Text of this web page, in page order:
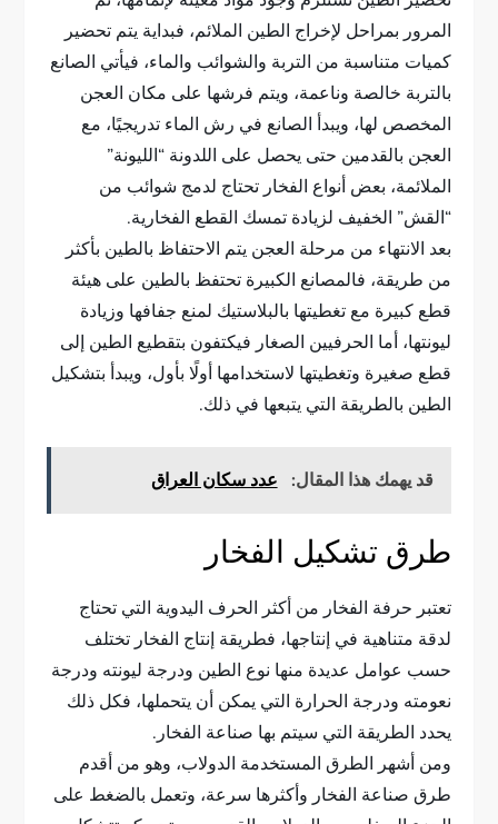
المرور بمراحل لإخراج الطين الملائم، فبداية يتم تحضير
كميات متناسبة من التربة والشوائب والماء، فيأتي الصانع
بالتربة خالصة وناعمة، ويتم فرشها على مكان العجن
المخصص لها، ويبدأ الصانع في رش الماء تدريجيًا، مع
العجن بالقدمين حتى يحصل على اللدونة “الليونة”
الملائمة، بعض أنواع الفخار تحتاج لدمج شوائب من
“القش” الخفيف لزيادة تمسك القطع الفخارية.
بعد الانتهاء من مرحلة العجن يتم الاحتفاظ بالطين بأكثر
من طريقة، فالمصانع الكبيرة تحتفظ بالطين على هيئة
قطع كبيرة مع تغطيتها بالبلاستيك لمنع جفافها وزيادة
ليونتها، أما الحرفيين الصغار فيكتفون بتقطيع الطين إلى
قطع صغيرة وتغطيتها لاستخدامها أولًا بأول، ويبدأ بتشكيل
الطين بالطريقة التي يتبعها في ذلك.
قد يهمك هذا المقال: عدد سكان العراق
طرق تشكيل الفخار
تعتبر حرفة الفخار من أكثر الحرف اليدوية التي تحتاج
لدقة متناهية في إنتاجها، فطريقة إنتاج الفخار تختلف
حسب عوامل عديدة منها نوع الطين ودرجة ليونته ودرجة
نعومته ودرجة الحرارة التي يمكن أن يتحملها، فكل ذلك
يحدد الطريقة التي سيتم بها صناعة الفخار.
ومن أشهر الطرق المستخدمة الدولاب، وهو من أقدم
طرق صناعة الفخار وأكثرها سرعة، وتعمل بالضغط على